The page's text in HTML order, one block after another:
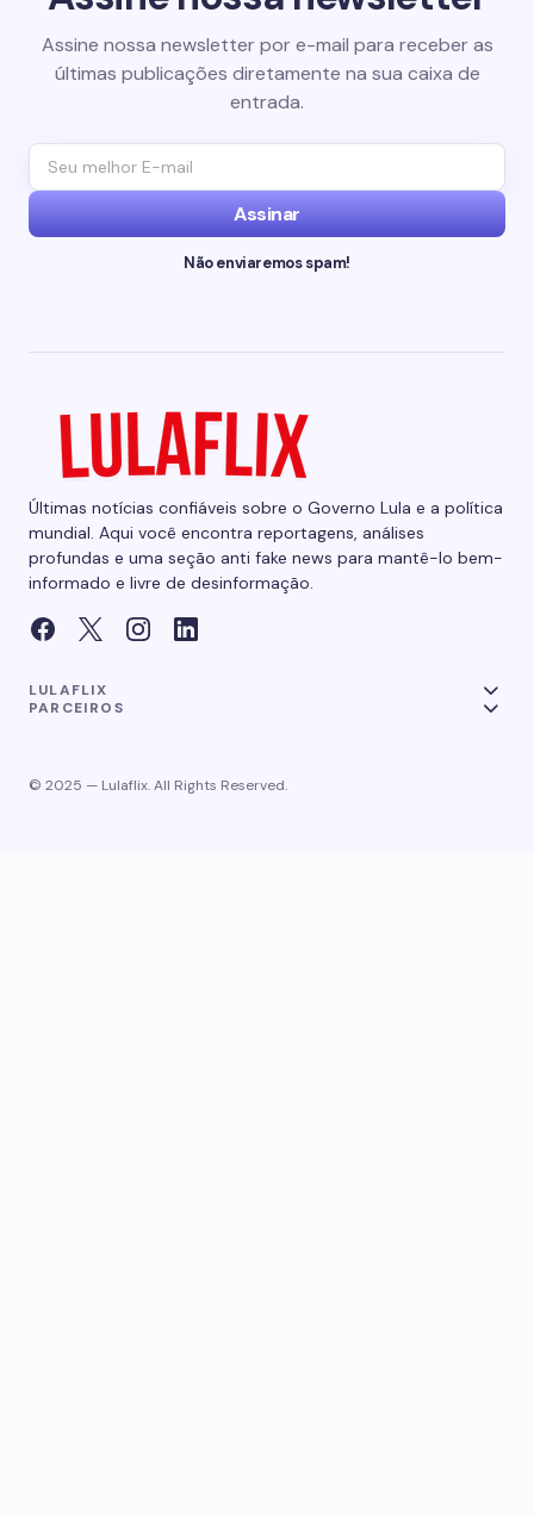
Assine nossa newsletter por e-mail para receber as
últimas publicações diretamente na sua caixa de
entrada.
Assinar
Não enviaremos spam!
Últimas notícias confiáveis sobre o Governo Lula e a política
mundial. Aqui você encontra reportagens, análises
profundas e uma seção anti fake news para mantê-lo bem-
informado e livre de desinformação.
LULAFLIX
PARCEIROS
© 2025 — Lulaflix. All Rights Reserved.